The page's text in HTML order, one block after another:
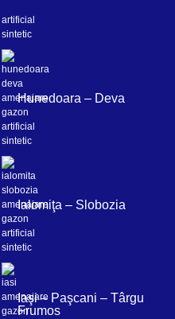
Hunedoara – Deva
Ialomiţa – Slobozia
Iaşi – Paşcani – Târgu
Frumos